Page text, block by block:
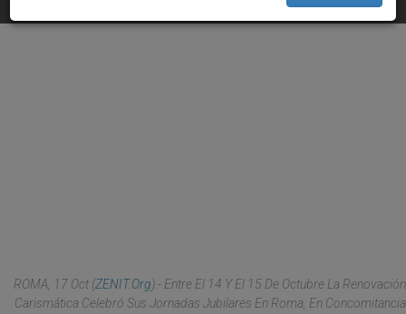
ROMA, 17 Oct (ZENIT.org).- Entre El 14 Y El 15 De Octubre La Renovación
Carismática Celebró Sus Jornadas Jubilares En Roma, En Concomitancia